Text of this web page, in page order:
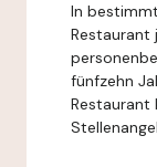
In
Restaurant
fünfzehn
Restaurant